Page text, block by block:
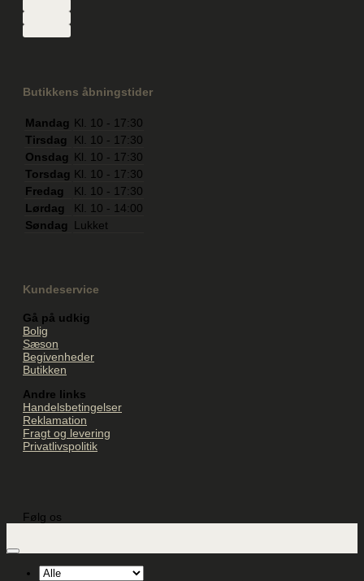
Butikkens åbningstider
Mandag Kl. 10 - 17:30
Tirsdag
Kl. 10 - 17:30
Onsdag Kl. 10 - 17:30
Torsdag Kl. 10 - 17:30
Fredag
Kl. 10 - 17:30
Lørdag
Kl. 10 - 14:00
Søndag
Lukket
Kundeservice
Gå på udkig
Bolig
Sæson
Begivenheder
Butikken
Andre links
Handelsbetingelser
Reklamation
Fragt og levering
Privatlivspolitik
Følg os